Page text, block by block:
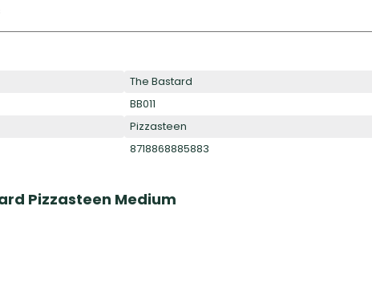
The Bastard
BB011
Pizzasteen
8718868885883
Pizzasteen Medium